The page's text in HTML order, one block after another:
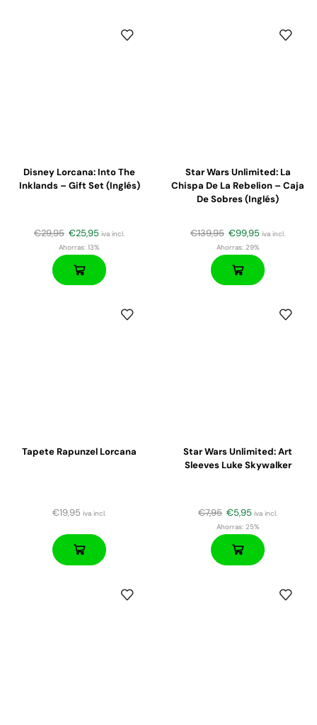
Disney Lorcana: Into The
Inklands – Gift Set (Inglés)
€29,95 €25,95 iva incl.
Ahorras: 13%
Star Wars Unlimited: La
Chispa De La Rebelion – Caja
De Sobres (inglés)
€139,95 €99,95 iva incl.
Ahorras:29%
Tapete Rapunzel Lorcana
€19,95 iva incl.
Star Wars Unlimited: Art
Sleeves Luke Skywalker
€7,95 €5,95 iva incl.
Ahorras:25%